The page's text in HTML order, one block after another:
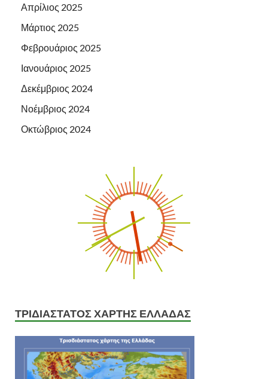
Απρίλιος 2025
Μάρτιος 2025
Φεβρουάριος 2025
Ιανουάριος 2025
Δεκέμβριος 2024
Νοέμβριος 2024
Οκτώβριος 2024
ΤΡΙΔΙΑΣΤΑΤΟΣ ΧΑΡΤΗΣ ΕΛΛΑΔΑΣ